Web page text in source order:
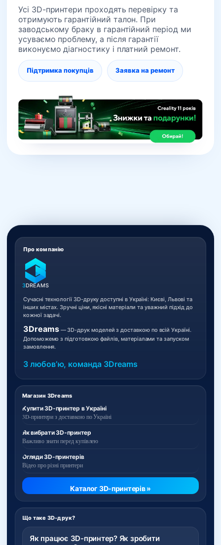
Усі 3D-принтери проходять перевірку та
отримують гарантійний талон. При
заводському браку в гарантійний період ми
усуваємо проблему, а після гарантії
виконуємо діагностику і платний ремонт.
Підтримка покупців Заявка на ремонт
Магазин 3Dreams
Купити 3D-принтер в Україні
3D-принтери з доставкою по Україні
Як вибрати 3D-принтер
Важливо знати перед купівлею
Огляди 3D-принтерів
Відео про різні принтери
Каталог 3D-принтерів »
Що таке 3D-друк?
Як працює 3D-принтер? Як зробити
Про компанію
3DREAMS
Сучасні технології 3D-друку доступні в Україні: Києві, Львові та
інших містах. Зручні ціни, якісні матеріали та уважний підхід до
кожної задачі.
3Dreams— 3D-друк моделей з доставкою по всій Україні.
Допоможемо з підготовкою файлів, матеріалами та запуском
замовлення.
З любовʼю, команда 3Dreams